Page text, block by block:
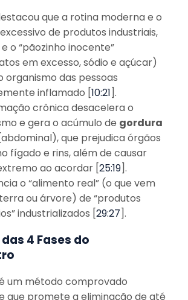
que a rotina moderna e o
de produtos industriais,
o “pãozinho inocente”
em excesso, sódio e açúcar)
organismo das pessoas
inflamado [10:21].
crônica desacelera o
e gera o acúmulo de gordura
que prejudica órgãos
fígado e rins, além de causar
ao acordar [25:19].
o “alimento real” (o que vem
ou árvore) de “produtos
industrializados [29:27].
4 Fases do
um método comprovado
que promete a eliminação de até